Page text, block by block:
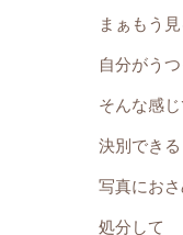
まぁもう
自分がう
そんな感
決別でき
写真におさ
処分して